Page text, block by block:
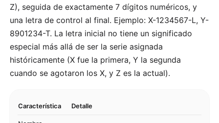
Z), seguida de exactamente 7 dígitos numéricos, y
una letra de control al final. Ejemplo: X-1234567-L, Y-
8901234-T. La letra inicial no tiene un significado
especial más allá de ser la serie asignada
históricamente (X fue la primera, Y la segunda
cuando se agotaron los X, y Z es la actual).
Característica Detalle